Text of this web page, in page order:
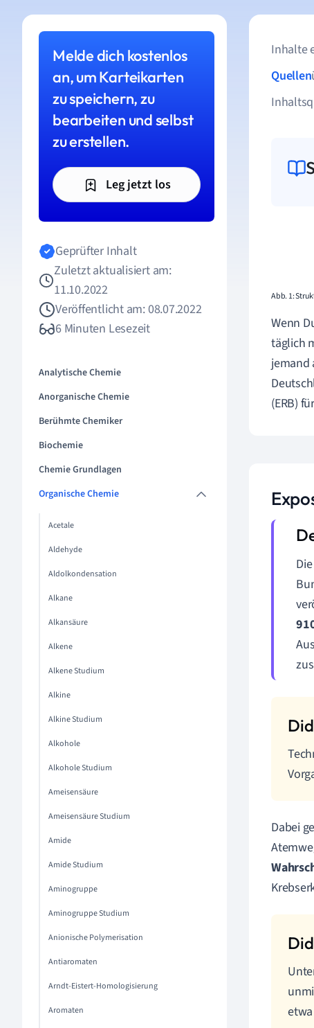
Melde dich kostenlos
an, um Karteikarten
zu speichern, zu
bearbeiten und selbst
zu erstellen.
Leg jetzt los
Geprüfter Inhalt
Zuletzt aktualisiert am:
11.10.2022
Veröffentlicht am: 08.07.2022
6 Minuten Lesezeit
Analytische Chemie
Anorganische Chemie
Berühmte Chemiker
Biochemie
Chemie Grundlagen
Organische Chemie
Acetale
Aldehyde
Aldolkondensation
Alkane
Alkansäure
Alkene
Alkene Studium
Alkine
Alkine Studium
Alkohole
Alkohole Studium
Ameisensäure
Ameisensäure Studium
Amide
Amide Studium
Aminogruppe
Aminogruppe Studium
Anionische Polymerisation
Antiaromaten
Arndt-Eistert-Homologisierung
Aromaten
Inhalte
Quellen
Abb. 1:
Wenn
täglich
jemand
(ERB)
Die
Dabei